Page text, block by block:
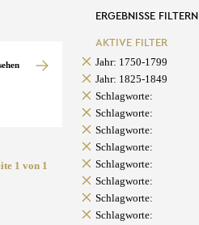
1 von 1
ERGEBNISSE FILTERN
AKTIVE FILTER
Jahr: 1750-1799
Jahr: 1825-1849
Schlagworte:
Schlagworte:
Schlagworte:
Schlagworte:
Schlagworte:
Schlagworte:
Schlagworte:
Schlagworte: